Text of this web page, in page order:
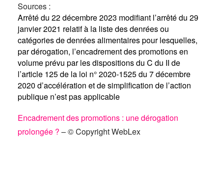
Sources :
Arrêté du 22 décembre 2023 modifiant l’arrêté du 29
janvier 2021 relatif à la liste des denrées ou
catégories de denrées alimentaires pour lesquelles,
par dérogation, l’encadrement des promotions en
volume prévu par les dispositions du C du II de
l’article 125 de la loi n° 2020-1525 du 7 décembre
2020 d’accélération et de simplification de l’action
publique n’est pas applicable
Encadrement des promotions : une dérogation
prolongée ? – © Copyright WebLex